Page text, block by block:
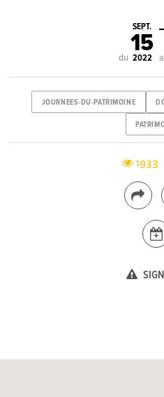
du
SEPT.
15
2022
JOURNEES-DU-PATRIMOINE
1933